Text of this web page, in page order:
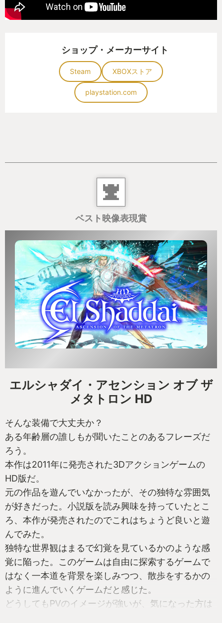
ショップ・メーカーサイト
Steam XBOXストア
playstation.com
ベスト映像表現賞
エルシャダイ・アセンション オブ ザ
メタトロン HD
そんな装備で大丈夫か？
ある年齢層の誰しもが聞いたことのあるフレーズだ
ろう。
本作は2011年に発売された3Dアクションゲームの
HD版だ。
元の作品を遊んでいなかったが、その独特な雰囲気
が好きだった。小説版を読み興味を持っていたとこ
ろ、本作が発売されたのでこれはちょうど良いと遊
んでみた。
独特な世界観はまるで幻覚を見ているかのような感
覚に陥った。このゲームは自由に探索するゲームで
はなく一本道を背景を楽しみつつ、散歩をするかの
ように進んでいくゲームだと感じた。
どうしてもPVのイメージが強いが、気になった方は